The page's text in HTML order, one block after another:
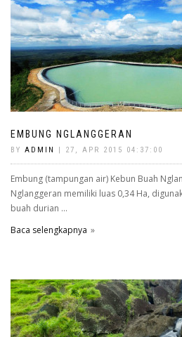
EMBUNG NGLANGGERAN
BY ADMIN | 27, APR 2015 04:37:00
Embung (tampungan air) Kebun Buah
Nglanggeran memiliki luas 0,34 Ha,
buah durian ...
Baca selengkapnya